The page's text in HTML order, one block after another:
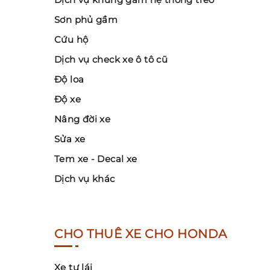
Sơn phủ gầm
Cứu hộ
Dịch vụ check xe ô tô cũ
Độ loa
Độ xe
Nâng đời xe
Sửa xe
Tem xe - Decal xe
Dịch vụ khác
CHO THUÊ XE CHO HONDA
Xe tự lái